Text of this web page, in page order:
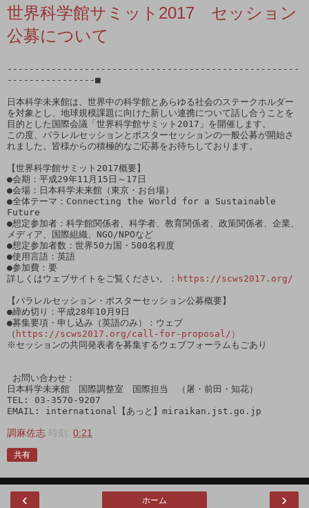
世界科学館サミット2017 セッション
公募について
-----------------------------------------------------
----------------■
日本科学未来館は、世界中の科学館とあらゆる社会のステークホルダー
を対象とし、地球規模課題に向けた新しい連携について話し合うことを
目的とした国際会議「世界科学館サミット2017」を開催します。
この度、パラレルセッションとポスターセッションの一般公募が開始さ
れました。皆様からの積極的なご応募をお待ちしております。
【世界科学館サミット2017概要】
●会期：平成29年11月15日～17日
●会場：日本科学未来館（東京・お台場）
●全体テーマ：Connecting the World for a Sustainable
Future
●想定参加者：科学館関係者、科学者、教育関係者、政策関係者、企業、
メディア、国際組織、NGO/NPOなど
●想定参加者数：世界50カ国・500名程度
●使用言語：英語
●参加費：要
詳しくはウェブサイトをご覧ください。： https://scws2017.org/
【パラレルセッション・ポスターセッション公募概要】
●締め切り：平成28年10月9日
●募集要項・申し込み（英語のみ）：ウェブ
（ https://scws2017.org/call-for-proposal/）
※セッションの共同発表者を募集するウェブフォーラムもごあり
日本科学未来館　国際調整室　国際担当　（屠・前田・知花）
TEL: 03-3570-9207
EMAIL: international【あっと】miraikan.jst.go.jp
調麻佐志 時刻: 0:21
共有
‹ ›
ホーム